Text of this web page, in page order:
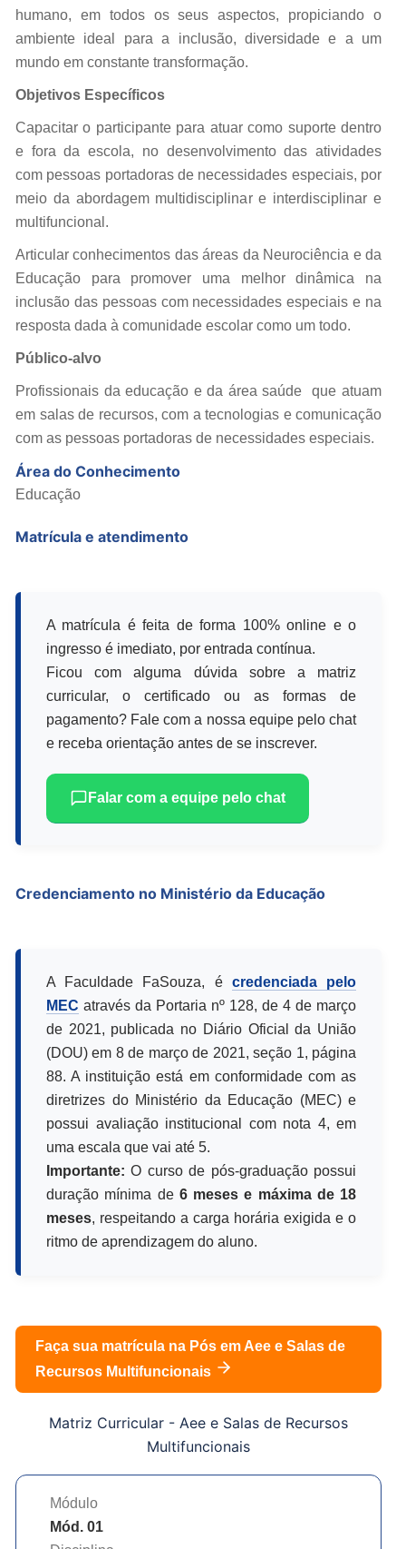
humano, em todos os seus aspectos, propiciando o
ambiente ideal para a inclusão, diversidade e a um
mundo em constante transformação.
Objetivos Específicos
Capacitar o participante para atuar como suporte dentro
e fora da escola, no desenvolvimento das atividades
com pessoas portadoras de necessidades especiais, por
meio da abordagem multidisciplinar e interdisciplinar e
multifuncional.
Articular conhecimentos das áreas da Neurociência e da
Educação para promover uma melhor dinâmica na
inclusão das pessoas com necessidades especiais e na
resposta dada à comunidade escolar como um todo.
Público-alvo
Profissionais da educação e da área saúde que atuam
em salas de recursos, com a tecnologias e comunicação
com as pessoas portadoras de necessidades especiais.
Área do Conhecimento
Educação
Matrícula e atendimento
A matrícula é feita de forma 100% online e o
ingresso é imediato, por entrada contínua.
Ficou com alguma dúvida sobre a matriz
curricular, o certificado ou as formas de
pagamento? Fale com a nossa equipe pelo chat
e receba orientação antes de se inscrever.
Falar com a equipe pelo chat
Credenciamento no Ministério da Educação
A Faculdade FaSouza, é credenciada pelo
MEC através da Portaria nº 128, de 4 de março
de 2021, publicada no Diário Oficial da União
(DOU) em 8 de março de 2021, seção 1, página
88. A instituição está em conformidade com as
diretrizes do Ministério da Educação (MEC) e
possui avaliação institucional com nota 4, em
uma escala que vai até 5.
Importante: O curso de pós-graduação possui
duração mínima de 6 meses e máxima de 18
meses, respeitando a carga horária exigida e o
ritmo de aprendizagem do aluno.
Faça sua matrícula na Pós emAee e Salas de
Recursos Multifuncionais
Matriz Curricular - Aee e Salas de Recursos
Multifuncionais
Módulo
Mód. 01